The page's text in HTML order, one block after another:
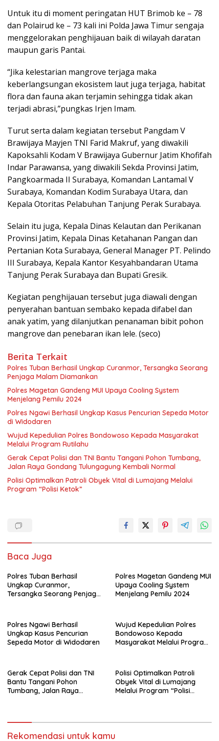
Untuk itu di moment peringatan HUT Brimob ke – 78
dan Polairud ke – 73 kali ini Polda Jawa Timur sengaja
menggelorakan penghijauan baik di wilayah daratan
maupun garis Pantai.
“Jika kelestarian mangrove terjaga maka
keberlangsungan ekosistem laut juga terjaga, habitat
flora dan fauna akan terjamin sehingga tidak akan
terjadi abrasi,”pungkas Irjen Imam.
Turut serta dalam kegiatan tersebut Pangdam V
Brawijaya Mayjen TNI Farid Makruf, yang diwakili
Kapoksahli Kodam V Brawijaya Gubernur Jatim Khofifah
Indar Parawansa, yang diwakili Sekda Provinsi Jatim,
Pangkoarmada II Surabaya, Komandan Lantamal V
Surabaya, Komandan Kodim Surabaya Utara, dan
Kepala Otoritas Pelabuhan Tanjung Perak Surabaya.
Selain itu juga, Kepala Dinas Kelautan dan Perikanan
Provinsi Jatim, Kepala Dinas Ketahanan Pangan dan
Pertanian Kota Surabaya, General Manager PT. Pelindo
III Surabaya, Kepala Kantor Kesyahbandaran Utama
Tanjung Perak Surabaya dan Bupati Gresik.
Kegiatan penghijauan tersebut juga diawali dengan
penyerahan bantuan sembako kepada difabel dan
anak yatim, yang dilanjutkan penanaman bibit pohon
mangrove dan penebaran ikan lele. (seco)
Berita Terkait
Polres Tuban Berhasil Ungkap Curanmor, Tersangka Seorang
Penjaga Malam Diamankan
Polres Magetan Gandeng MUI Upaya Cooling System
Menjelang Pemilu 2024
Polres Ngawi Berhasil Ungkap Kasus Pencurian Sepeda Motor
di Widodaren
Wujud Kepedulian Polres Bondowoso Kepada Masyarakat
Melalui Program Rutilahu
Gerak Cepat Polisi dan TNI Bantu Tangani Pohon Tumbang,
Jalan Raya Gondang Tulungagung Kembali Normal
Polisi Optimalkan Patroli Obyek Vital di Lumajang Melalui
Program “Polisi Ketok”
Baca Juga
Polres Tuban Berhasil
Ungkap Curanmor,
Tersangka Seorang Penjaga
Polres Magetan Gandeng MUI
Upaya Cooling System
Menjelang Pemilu 2024
Polres Ngawi Berhasil
Ungkap Kasus Pencurian
Sepeda Motor di Widodaren
Wujud Kepedulian Polres
Bondowoso Kepada
Masyarakat Melalui Program
Gerak Cepat Polisi dan TNI
Bantu Tangani Pohon
Tumbang, Jalan Raya
Polisi Optimalkan Patroli
Obyek Vital di Lumajang
Melalui Program “Polisi
Rekomendasi untuk kamu